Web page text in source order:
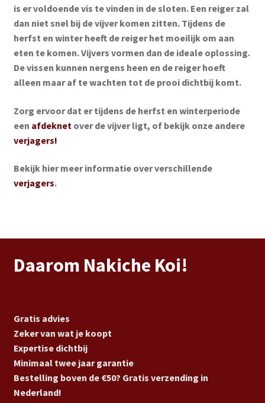
is er voldoende vis te vinden in de sloten. Een reiger zal
dan niet snel bij de vijver komen zitten. Tijdens de
herfst en winter heeft de reiger het moeilijk om aan
eten te komen. Vijvers vormen dan de ideale oplossing.
De vissen kunnen nergens heen en de reiger hoeft
alleen maar af te wachten tot de prooi dichtbij komt.
Zorg ervoor dat er tijdens de herfst en winterperiode
een afdeknet over de vijver ligt, of bekijk onze andere
verjagers!
Bekijk hier meer informatie over verschillende
verjagers.
Daarom Nakiche Koi!
Gratis advies
Zeker van wat je koopt
Expertise dichtbij
Minimaal twee jaar garantie
Bestelling boven de €50? Gratis verzending in
Nederland!